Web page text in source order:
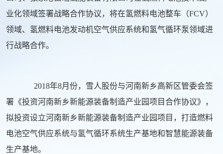
业化领域签署战略合作协议，将在氢燃料电池整车（FCV）
领域、氢燃料电池发动机空气供应系统和氢气循环泵领域进
行战略合作。
2018年8月份，雪人股份与河南新乡高新区管委会签
署《投资河南新乡新能源装备制造产业园项目合作协议》，
拟投资设立河南新乡新能源装备制造产业园项目，打造燃料
电池空气供应系统与氢气循环系统生产基地和智慧能源装备
生产基地。